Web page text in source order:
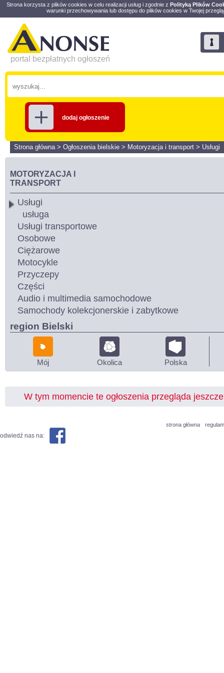
Strona korzysta z plików cookies w celu realizacji usług i zgodnie z Polityką Plików
warunki przechowywania lub dostępu do plików cookies w Twojej
portal bezpłatnych ogłoszeń
dodaj ogłoszenie
Strona główna> Ogłoszenia bielskie > Motoryzacja i transport > Usługi
MOTORYZACJA I
TRANSPORT
Usługi
usługa
Usługi transportowe
Osobowe
Ciężarowe
Motocykle
Przyczepy
Części
Audio i multimedia samochodowe
Samochody kolekcjonerskie i zabytkowe
region Bielski
Mój Okolica Polska
W tym momencie te ogłoszenia przegląda
strona główna
odwiedź nas na: